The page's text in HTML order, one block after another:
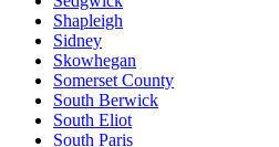
Shapleigh
Sidney
Skowhegan
Somerset County
South Berwick
South Eliot
South Paris